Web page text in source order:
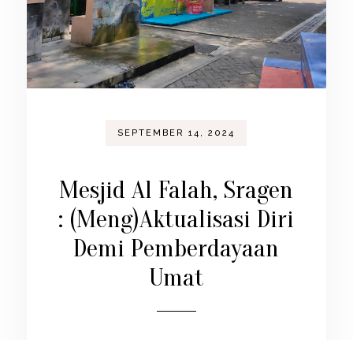
SEPTEMBER 14, 2024
Mesjid Al Falah, Sragen
: (Meng)Aktualisasi Diri
Demi Pemberdayaan
Umat